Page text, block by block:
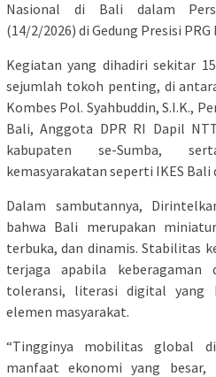
Nasional di Bali dalam
(14/2/2026) di Gedung Presisi PRG
Kegiatan yang dihadiri sekitar
sejumlah tokoh penting, di
Kombes Pol. Syahbuddin, S.I.K.,
Bali, Anggota DPR RI Dapil
kabupaten se-Sumba,
kemasyarakatan seperti IKES Bali
Dalam sambutannya,
bahwa Bali merupakan
terbuka, dan dinamis. Stabilitas
terjaga apabila keberagaman
toleransi, literasi digital yang
elemen masyarakat.
“Tingginya mobilitas global
manfaat ekonomi yang besar,